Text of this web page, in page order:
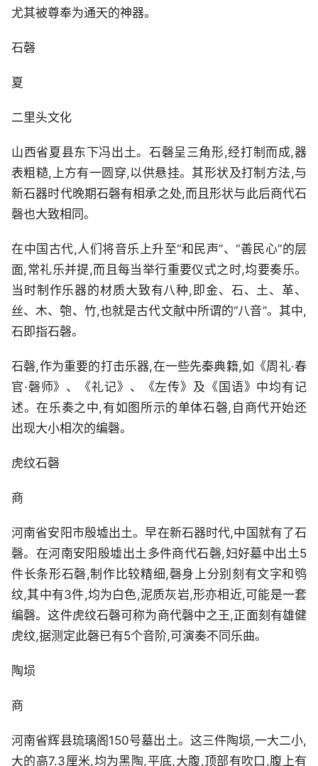
尤其被尊奉为通天的神器。
石磬
夏
二里头文化
山西省夏县东下冯出土。石磬呈三角形,经打制而成,器
表粗糙,上方有一圆穿,以供悬挂。其形状及打制方法,与
新石器时代晚期石磬有相承之处,而且形状与此后商代石
磬也大致相同。
在中国古代,人们将音乐上升至“和民声”、“善民心”的层
面,常礼乐并提,而且每当举行重要仪式之时,均要奏乐。
当时制作乐器的材质大致有八种,即金、石、土、革、
丝、木、匏、竹,也就是古代文献中所谓的“八音”。其中,
石即指石磬。
石磬,作为重要的打击乐器,在一些先秦典籍,如《周礼·春
官·磬师》、《礼记》、《左传》及《国语》中均有记
述。在乐奏之中,有如图所示的单体石磬,自商代开始还
出现大小相次的编磬。
虎纹石磬
商
河南省安阳市殷墟出土。早在新石器时代,中国就有了石
磬。在河南安阳殷墟出土多件商代石磬,妇好墓中出土5
件长条形石磬,制作比较精细,磬身上分别刻有文字和鸮
纹,其中有3件,均为白色,泥质灰岩,形亦相近,可能是一套
编磬。这件虎纹石磬可称为商代磬中之王,正面刻有雄健
虎纹,据测定此磬已有5个音阶,可演奏不同乐曲。
陶埙
商
河南省辉县琉璃阁150号墓出土。这三件陶埙,一大二小,
大的高7.3厘米,均为黑陶,平底,大腹,顶部有吹口,腹上有